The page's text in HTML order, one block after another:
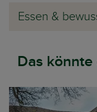
Essen &
Das